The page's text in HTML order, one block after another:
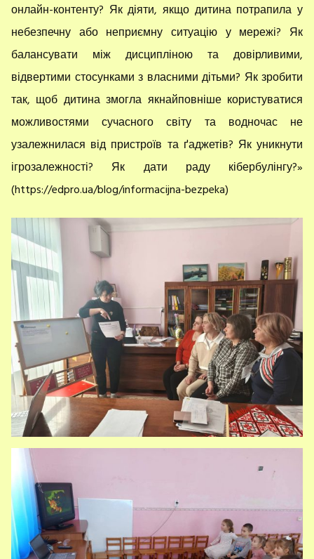
онлайн-контенту? Як діяти, якщо дитина потрапила у
небезпечну або неприємну ситуацію у мережі? Як
балансувати між дисципліною та довірливими,
відвертими стосунками з власними дітьми? Як зробити
так, щоб дитина змогла якнайповніше користуватися
можливостями сучасного світу та водночас не
узалежнилася від пристроїв та ґаджетів? Як уникнути
ігрозалежності? Як дати раду кібербулінгу?»
(https://edpro.ua/blog/informacijna-bezpeka)